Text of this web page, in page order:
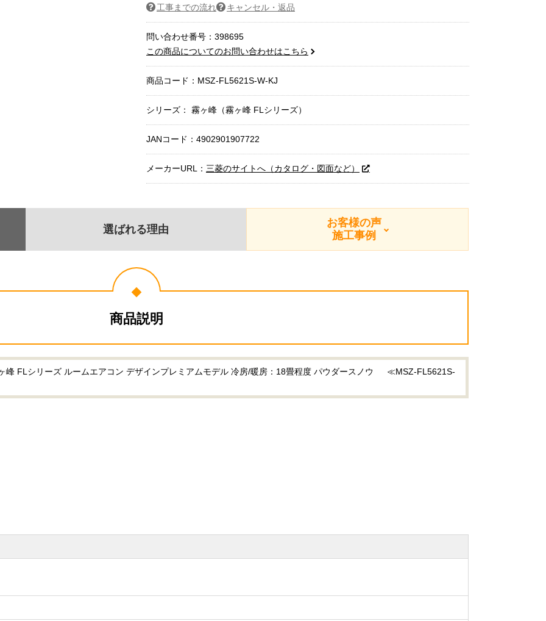
工事までの流れ キャンセル・返品
問い合わせ番号：398695
この商品についてのお問い合わせはこちら
商品コード： MSZ-FL5621S-W-KJ
シリーズ： 霧ヶ峰（霧ヶ峰 FLシリーズ）
JANコード：4902901907722
メーカーURL： 三菱のサイトへ（カタログ・図面など）
選ばれる理由
お客様の声
施工事例
商品説明
峰 FLシリーズ ルームエアコン デザインプレミアムモデル 冷房/暖房：18畳程度 パウダースノウ ≪MSZ-FL5621S-